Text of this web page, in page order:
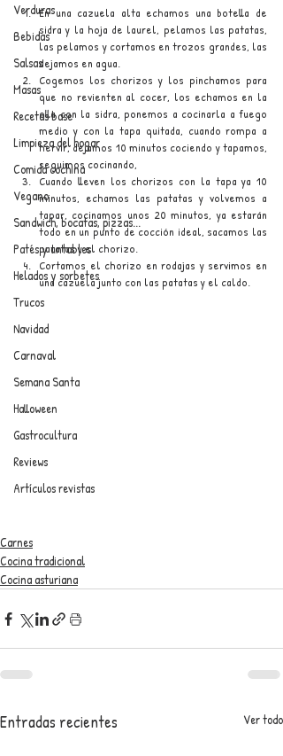
Verduras
Bebidas
Salsas
Masas
Recetas base
Limpieza del hogar
Comida cochina
Vegano
Sandwich, bocatas, pizzas...
Patés y untables
Helados y sorbetes
Trucos
Navidad
Carnaval
Semana Santa
Halloween
Gastrocultura
Reviews
Artículos revistas
En una cazuela alta echamos una botella de
sidra y la hoja de laurel, pelamos las patatas,
las pelamos y cortamos en trozos grandes, las
dejamos en agua.
Cogemos los chorizos y los pinchamos para
que no revienten al cocer, los echamos en la
olla con la sidra, ponemos a cocinarla a fuego
medio y con la tapa quitada, cuando rompa a
hervir, dejamos 10 minutos cociendo y tapamos,
seguimos cocinando,
Cuando lleven los chorizos con la tapa ya 10
minutos, echamos las patatas y volvemos a
tapar, cocinamos unos 20 minutos, ya estarán
todo en un punto de cocción ideal, sacamos las
patatas y el chorizo.
Cortamos el chorizo en rodajas y servimos en
una cazuela junto con las patatas y el caldo.
Carnes
Cocina tradicional
Cocina asturiana
Entradas recientes Ver todo